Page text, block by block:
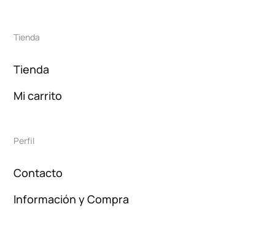
Tienda
Tienda
Mi carrito
Perfil
Contacto
Información y Compra